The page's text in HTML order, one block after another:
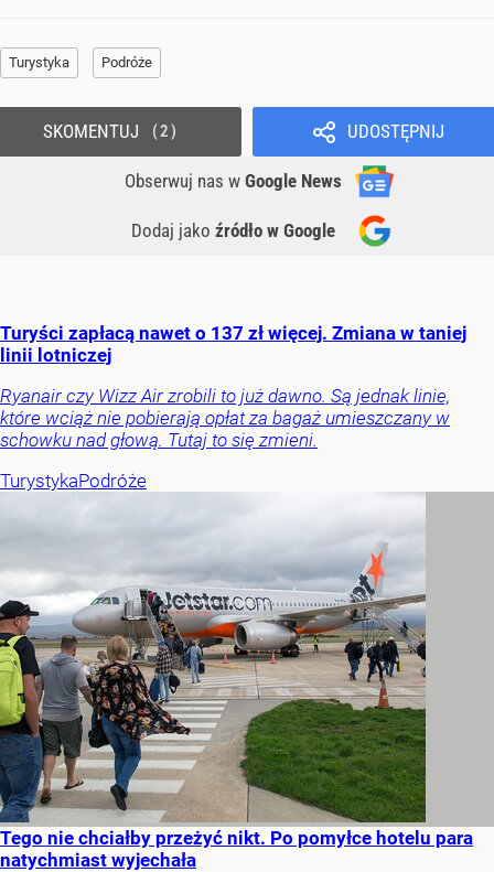
Turystyka Podróże
UDOSTĘPNIJ
Obserwuj nas w Google News
Dodaj jako źródło w Google
SKOMENTUJ 2
Turyści zapłacą nawet o 137 zł więcej. Zmiana w taniej
linii lotniczej
Ryanair czy Wizz Air zrobili to już dawno. Są jednak linie,
które wciąż nie pobierają opłat za bagaż umieszczany w
schowku nad głową. Tutaj to się zmieni.
TurystykaPodróże
Tego nie chciałby przeżyć nikt. Po pomyłce hotelu para
natychmiast wyjechała